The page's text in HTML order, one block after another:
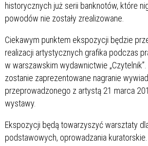
historycznych już serii banknotów, które
powodów nie zostały zrealizowane.
Ciekawym punktem ekspozycji będzie
realizacji artystycznych grafika podczas
w warszawskim wydawnictwie
zostanie zaprezentowane nagranie
przeprowadzonego z artystą 21 marca
wystawy.
Ekspozycji będą towarzyszyć warsztaty
podstawowych, oprowadzania